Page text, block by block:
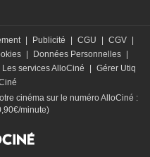
Publicité CGU CGV
Données Personnelles
Les services AlloCiné
Gérer Utiq
cinéma sur le numéro AlloCiné :
minute)